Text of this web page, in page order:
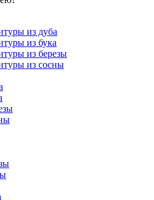
из дуба
из бука
из березы
из сосны